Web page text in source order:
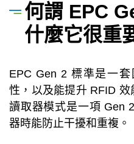
何謂 EPC
什麼它很重
EPC Gen 2 標準是一
性，以及能提升 RFID
讀取器模式是一項 Gen
器時能防止干擾和重複。